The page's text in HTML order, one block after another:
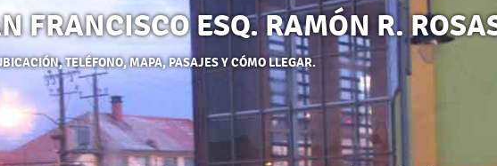
FRANCISCO ESQ. RAMÓN R.
TELÉFONO, MAPA, PASAJES Y CÓMO LLEGAR.